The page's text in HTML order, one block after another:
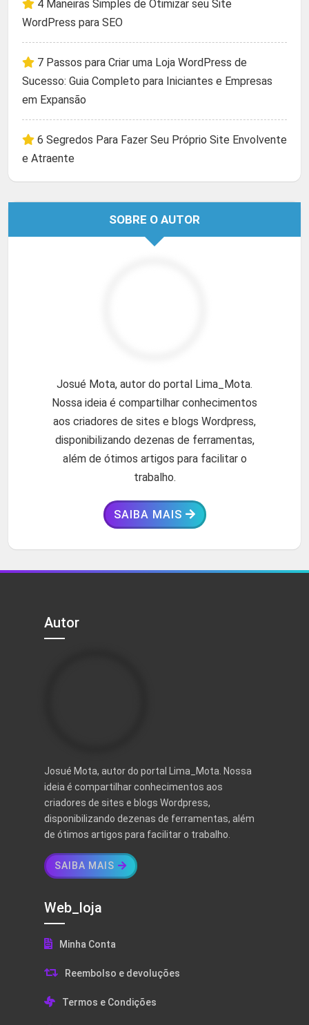
4 Maneiras Simples de Otimizar seu Site
WordPress para SEO
7 Passos para Criar uma Loja WordPress de
Sucesso: Guia Completo para Iniciantes e Empresas
em Expansão
6 Segredos Para Fazer Seu Próprio Site Envolvente
e Atraente
SOBRE O AUTOR
Josué Mota, autor do portal Lima_Mota.
Nossa ideia é compartilhar conhecimentos
aos criadores de sites e blogs Wordpress,
disponibilizando dezenas de ferramentas,
além de ótimos artigos para facilitar o
trabalho.
SAIBA MAIS
Autor
Josué Mota, autor do portal Lima_Mota. Nossa
ideia é compartilhar conhecimentos aos
criadores de sites e blogs Wordpress,
disponibilizando dezenas de ferramentas, além
de ótimos artigos para facilitar o trabalho.
SAIBA MAIS
Web_loja
Minha Conta
Reembolso e devoluções
Termos e Condições